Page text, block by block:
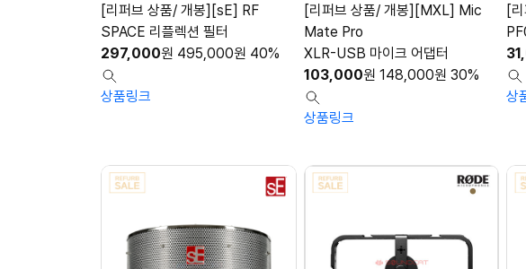
[리퍼브 상품/ 개봉][sE] RF
SPACE 리플렉션 필터
297,000원 495,000원 40%
상품링크
[리퍼브 상품/ 개봉][MXL] Mic
Mate Pro
XLR-USB 마이크 어댑터
103,000원 148,000원 30%
상품링크
[
상